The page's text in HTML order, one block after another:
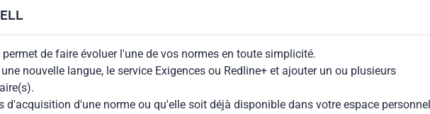
permet de faire évoluer l'une de vos normes en toute simplicité.
nouvelle langue, le service Exigences ou Redline+ et ajouter un ou plusieurs
d'acquisition d'une norme ou qu'elle soit déjà disponible dans votre espace